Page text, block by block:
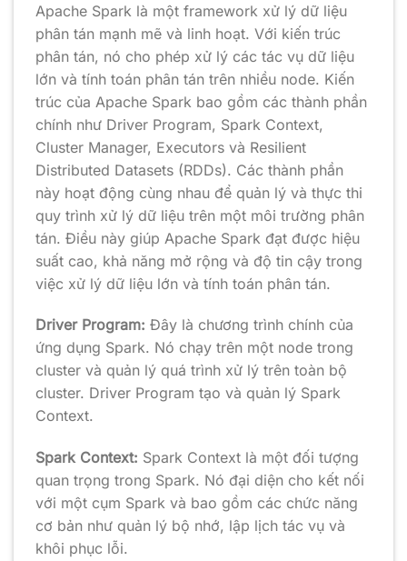
Apache Spark là một framework xử lý dữ liệu
phân tán mạnh mẽ và linh hoạt. Với kiến trúc
phân tán, nó cho phép xử lý các tác vụ dữ liệu
lớn và tính toán phân tán trên nhiều node. Kiến
trúc của Apache Spark bao gồm các thành phần
chính như Driver Program, Spark Context,
Cluster Manager, Executors và Resilient
Distributed Datasets (RDDs). Các thành phần
này hoạt động cùng nhau để quản lý và thực thi
quy trình xử lý dữ liệu trên một môi trường phân
tán. Điều này giúp Apache Spark đạt được hiệu
suất cao, khả năng mở rộng và độ tin cậy trong
việc xử lý dữ liệu lớn và tính toán phân tán.
Driver Program: Đây là chương trình chính của
ứng dụng Spark. Nó chạy trên một node trong
cluster và quản lý quá trình xử lý trên toàn bộ
cluster. Driver Program tạo và quản lý Spark
Context.
Spark Context: Spark Context là một đối tượng
quan trọng trong Spark. Nó đại diện cho kết nối
với một cụm Spark và bao gồm các chức năng
cơ bản như quản lý bộ nhớ, lập lịch tác vụ và
khôi phục lỗi.